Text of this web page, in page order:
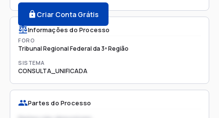
Criar Conta Grátis
Informações do Processo
FORO
Tribunal Regional Federal da 3ª Região
SISTEMA
CONSULTA_UNIFICADA
Partes do Processo